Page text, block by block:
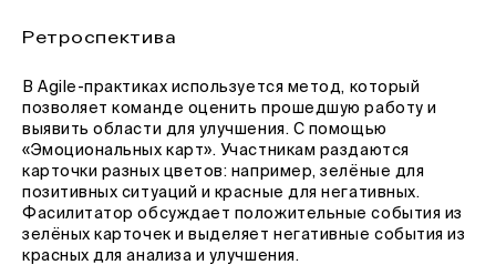
Ретроспектива
В Agile-практиках используется метод, который
позволяет команде оценить прошедшую работу и
выявить области для улучшения. С помощью
«Эмоциональных карт». Участникам раздаются
карточки разных цветов: например, зелёные для
позитивных ситуаций и красные для негативных.
Фасилитатор обсуждает положительные события из
зелёных карточек и выделяет негативные события из
красных для анализа и улучшения.